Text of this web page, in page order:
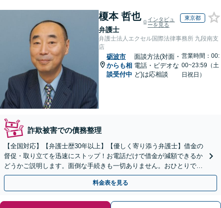
榎本 哲也
弁護士
インタビュ
ーを見る
東京都
弁護士法人エクセル国際法律事務所 九段南支
店
砺波市
からも相
談受付中
面談方法(対面・
電話・ビデオな
ど)は応相談
営業時間：00:
00~23:59（土
日祝日）
詐欺被害での債務整理
【全国対応】【弁護士歴30年以上】【優しく寄り添う弁護士】借金の
督促・取り立てを迅速にストップ！お電話だけで借金が減額できるか
どうかご説明します。面倒な手続きも一切ありません。おひとりで悩
まず、お気軽にご相談ください。【電話相談可】
料金表を見る